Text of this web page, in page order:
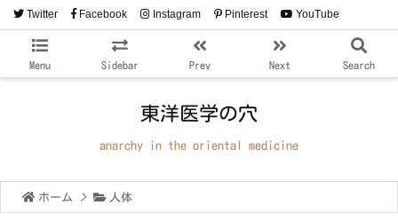
Menu Sidebar Prev Next Search
Twitter Facebook Instagram Pinterest YouTube
RSS
東洋医学の穴
anarchy in the oriental medicine
ホーム > 人体